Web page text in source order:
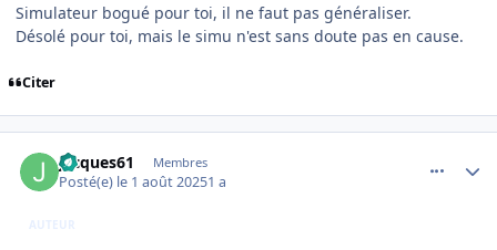
Simulateur bogué pour toi, il ne faut pas généraliser.
Désolé pour toi, mais le simu n'est sans doute pas en cause.
Citer
jacques61 Membres
Posté(e) le 1 août 20251 a
AUTEUR